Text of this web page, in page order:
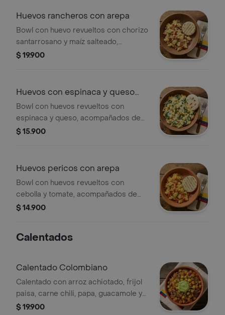
Huevos rancheros con arepa
Bowl con huevo revueltos con chorizo
santarrosano y maíz salteado,
acompañados de arepita paisa.
$ 19.900
Huevos con espinaca y queso
con arepa
Bowl con huevos revueltos con
espinaca y queso, acompañados de
arepita paisa.
$ 15.900
Huevos pericos con arepa
Bowl con huevos revueltos con
cebolla y tomate, acompañados de
arepita paisa.
$ 14.900
Calentados
Calentado Colombiano
Calentado con arroz achiotado, frijol
paisa, carne chili, papa, guacamole y
cilantro fresco.
$ 19.900